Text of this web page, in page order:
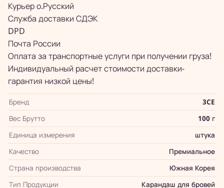
Курьер о.Русский
Служба доставки СДЭК
DPD
Почта России
Оплата за транспортные услуги при получении груза!
Индивидуальный расчет стоимости доставки-
гарантия низкой цены!
Бренд
3CE
Вес Брутто
100 г
Единица измерения
штука
Качество
Премиальное
Страна производства
Южная Корея
Тип Продукции
Карандаш для бровей